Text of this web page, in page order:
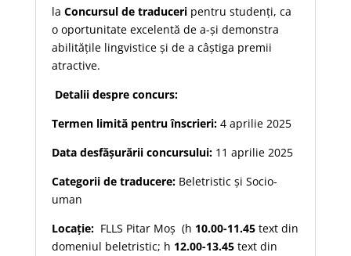
la Concursul de traduceripentru studenți, ca
o oportunitate excelentă de a-și demonstra
abilitățile lingvistice și de a câștiga premii
atractive.
Detalii despre concurs:
Termen limită pentru înscrieri:4 aprilie 2025
Data desfășurării concursului:11 aprilie 2025
Categorii de traducere:Beletristic și Socio-
uman
Locație:FLLS Pitar Moș (h 10.00-11.45text din
domeniul beletristic; h 12.00-13.45text din